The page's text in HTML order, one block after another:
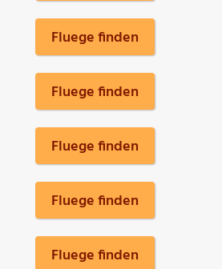
Fluege finden
Fluege finden
Fluege finden
Fluege finden
Fluege finden